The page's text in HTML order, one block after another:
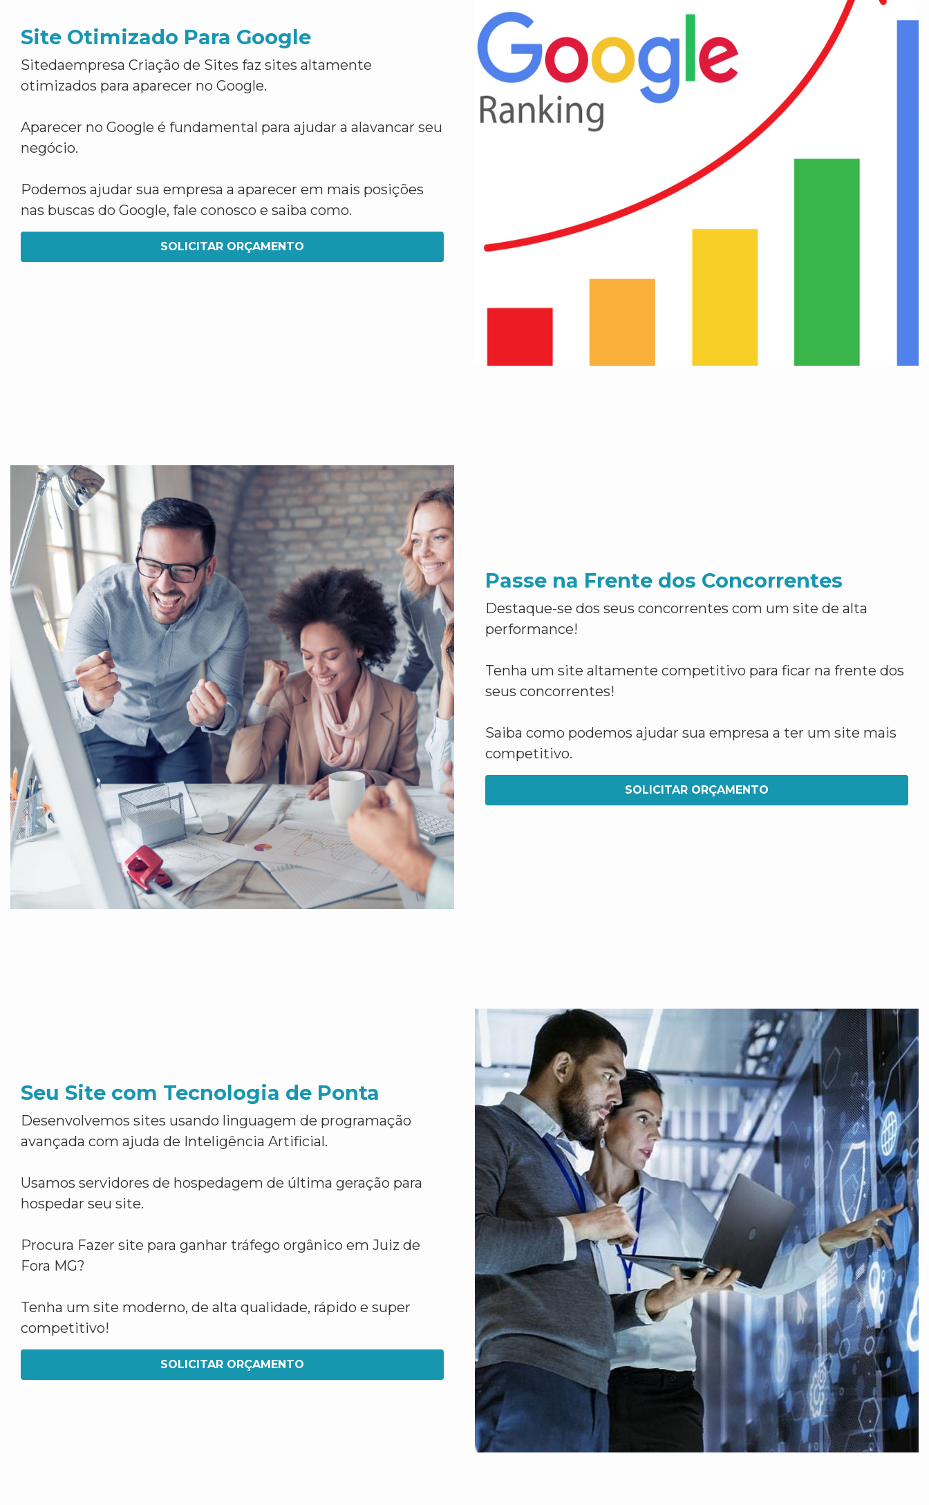
Site Otimizado Para Google
Sitedaempresa Criação de Sites faz sites altamente
otimizados para aparecer no Google.
Aparecer no Google é fundamental para ajudar a alavancar seu
negócio.
Podemos ajudar sua empresa a aparecer em mais posições
nas buscas do Google, fale conosco e saiba como.
SOLICITAR ORÇAMENTO
Passe na Frente dos Concorrentes
Destaque-se dos seus concorrentes com um site de alta
performance!
Tenha um site altamente competitivo para ficar na frente dos
seus concorrentes!
Saiba como podemos ajudar sua empresa a ter um site mais
competitivo.
SOLICITAR ORÇAMENTO
Seu Site com Tecnologia de Ponta
Desenvolvemos sites usando linguagem de programação
avançada com ajuda de Inteligência Artificial.
Usamos servidores de hospedagem de última geração para
hospedar seu site.
Procura Fazer site para ganhar tráfego orgânico em Juiz de
Fora MG?
Tenha um site moderno, de alta qualidade, rápido e super
competitivo!
SOLICITAR ORÇAMENTO